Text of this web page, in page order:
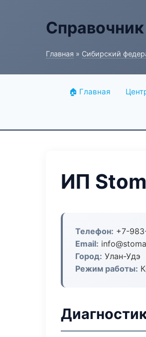
Главная » Сибирский
🏠 Главная
ИП
Телефон: +7-
Email:
Город: Улан-Удэ
Режим работы: